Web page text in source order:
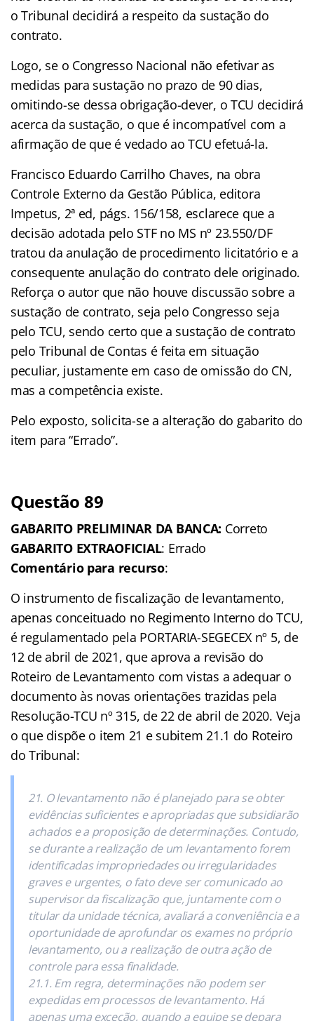
o Tribunal decidirá a respeito da sustação do
contrato.
Logo, se o Congresso Nacional não efetivar as
medidas para sustação no prazo de 90 dias,
omitindo-se dessa obrigação-dever, o TCU decidirá
acerca da sustação, o que é incompatível com a
afirmação de que é vedado ao TCU efetuá-la.
Francisco Eduardo Carrilho Chaves, na obra
Controle Externo da Gestão Pública, editora
Impetus, 2ª ed, págs. 156/158, esclarece que a
decisão adotada pelo STF no MS nº 23.550/DF
tratou da anulação de procedimento licitatório e a
consequente anulação do contrato dele originado.
Reforça o autor que não houve discussão sobre a
sustação de contrato, seja pelo Congresso seja
pelo TCU, sendo certo que a sustação de contrato
pelo Tribunal de Contas é feita em situação
peculiar, justamente em caso de omissão do CN,
mas a competência existe.
Pelo exposto, solicita-se a alteração do gabarito do
item para “Errado”.
Questão 89
GABARITO PRELIMINAR DA BANCA: Correto
GABARITO EXTRAOFICIAL: Errado
Comentário para recurso:
O instrumento de fiscalização de levantamento,
apenas conceituado no Regimento Interno do TCU,
é regulamentado pela PORTARIA-SEGECEX nº 5, de
12 de abril de 2021, que aprova a revisão do
Roteiro de Levantamento com vistas a adequar o
documento às novas orientações trazidas pela
Resolução-TCU nº 315, de 22 de abril de 2020. Veja
o que dispõe o item 21 e subitem 21.1 do Roteiro
do Tribunal:
21. O levantamento não é planejado para se obter
evidências suficientes e apropriadas que subsidiarão
achados e a proposição de determinações. Contudo,
se durante a realização de um levantamento forem
identificadas impropriedades ou irregularidades
graves e urgentes, o fato deve ser comunicado ao
supervisor da fiscalização que, juntamente com o
titular da unidade técnica, avaliará a conveniência e a
oportunidade de aprofundar os exames no próprio
levantamento, ou a realização de outra ação de
controle para essa finalidade.
21.1. Em regra, determinações não podem ser
expedidas em processos de levantamento. Há
apenas uma exceção, quando a equipe se depara